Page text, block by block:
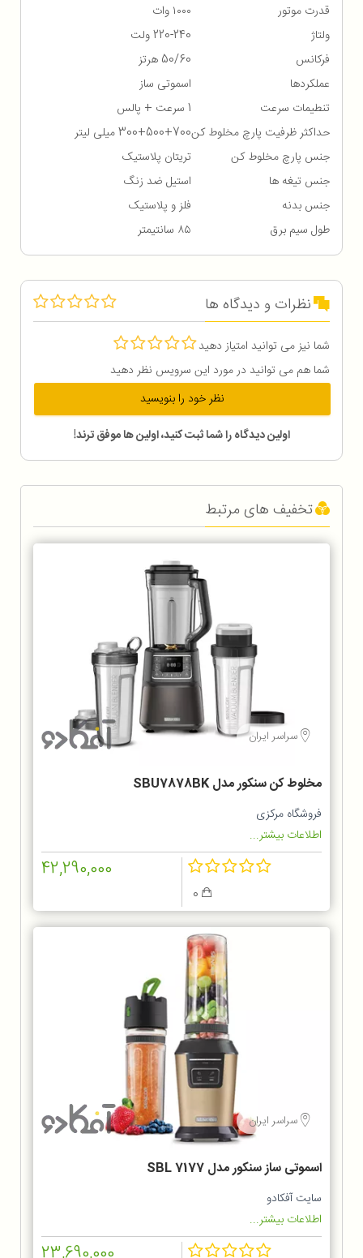
قدرت موتور
۱۰۰۰ وات
ولتاژ
220-240 ولت
فرکانس
50/60 هرتز
عملکردها
اسموتی ساز
تنطیمات سرعت
1 سرعت + پالس
حداکثر ظرفیت پارچ مخلوط کن300+500+700 میلی لیتر
جنس پارچ مخلوط کن
تریتان پلاستیک
جنس تیغه ها
استیل ضد زنگ
جنس بدنه
فلز و پلاستیک
طول سیم برق
۸۵ سانتیمتر
نظرات و دیدگاه ها
شما نیز می توانید امتیاز دهید
شما هم می توانید در مورد این سرویس نظر دهید
نظر خود را بنویسید
اولین دیدگاه را شما ثبت کنید، اولین ها موفق ترند!
تخفیف های مرتبط
سراسر ایران
مخلوط‌ کن سنکور مدل SBU7878BK
فروشگاه مرکزی
اطلاعات بیشتر...
42,290,000
سراسر ایران
اسموتی ساز سنکور مدل SBL 7177
سایت آفکادو
اطلاعات بیشتر...